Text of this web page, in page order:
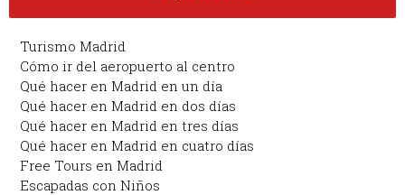
Turismo Madrid
Cómo ir del aeropuerto al centro
Qué hacer en Madrid en un día
Qué hacer en Madrid en dos días
Qué hacer en Madrid en tres días
Qué hacer en Madrid en cuatro días
Free Tours en Madrid
Escapadas con Niños